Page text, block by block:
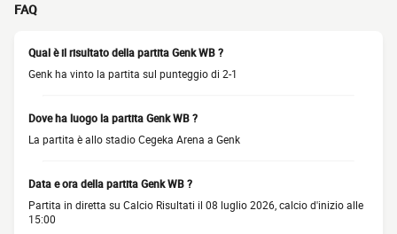
FAQ
Qual è il risultato della partita Genk WB ?
Genk ha vinto la partita sul punteggio di 2-1
Dove ha luogo la partita Genk WB ?
La partita è allo stadio Cegeka Arena a Genk
Data e ora della partita Genk WB ?
Partita in diretta su Calcio Risultati il 08 luglio 2026, calcio d'inizio alle
15:00